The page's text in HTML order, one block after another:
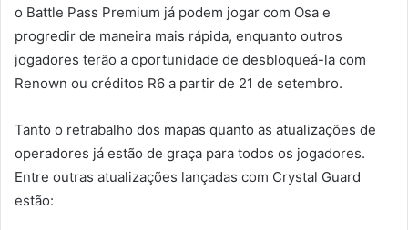
o Battle Pass Premium já podem jogar com Osa e
progredir de maneira mais rápida, enquanto outros
jogadores terão a oportunidade de desbloqueá-la com
Renown ou créditos R6 a partir de 21 de setembro.
Tanto o retrabalho dos mapas quanto as atualizações de
operadores já estão de graça para todos os jogadores.
Entre outras atualizações lançadas com Crystal Guard
estão: